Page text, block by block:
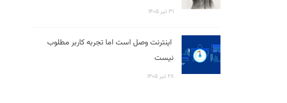
۳۱ تیر ۱۴۰۵
اینترنت وصل است اما تجربه کاربر مطلوب
نیست
۲۸ تیر ۱۴۰۵